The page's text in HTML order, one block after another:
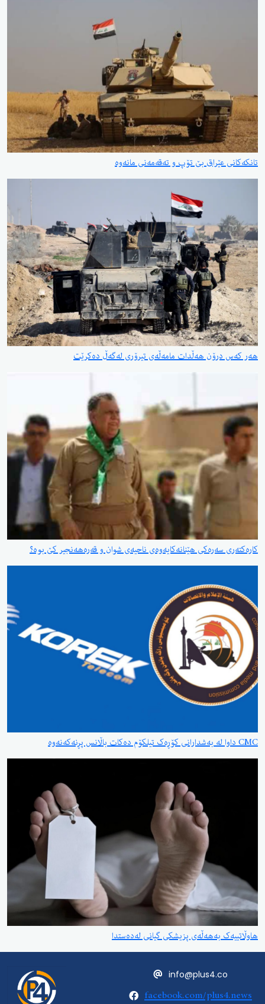
تانكەكانی عێراق بێ تۆپ و تەقەمەنی مانەوە
هەر کەس درۆن هەڵدات مامەڵەی تیرۆری لەگەڵ دەکرێت
کارەکتەری سەرەکی هێنانەکایەوەی ناحیەی شوان و قەرەهەنجیر کێ بوە؟
CMC داوا لە بەشدارانی کۆڕەک تیلکۆم دەکات باڵانس پڕنەکەنەوە
هاوڵاتییەک بەهەڵەی پزیشکی گیانی لەدەستدا
info@plus4.co
facebook.com/plus4.news